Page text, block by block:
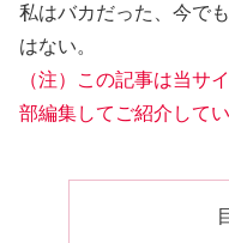
私はバカだった、今で
はない。
（注）この記事は当サ
部編集してご紹介してい